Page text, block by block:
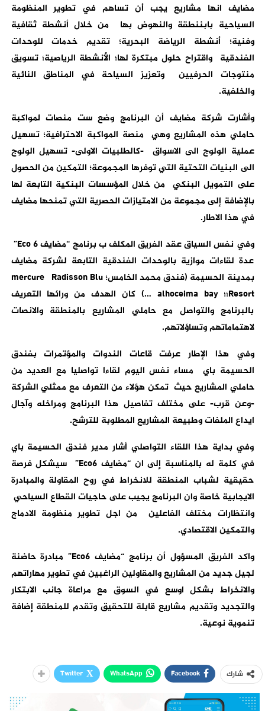
مضايف انها مشاريع يجب أن تساهم في تطوير المنظومة
السياحية بابننطقة والنهوض بها من خلال أنشطة ثقافية
وفنية؛ أنشطة الرياضة البحرية؛ تقديم خدمات للوحدات
الفندقية واقتراح حلول مبتكرة لها؛ الأنشطة الرياصية؛ تسويق
منتوجات الحرفيين وتعزيز السياحة في المناطق النائية
والخلفية.
وأشارت شركة مضايف أن البرنامج وضع ست منصات لمواكبة
حاملي هذه المشاريع وهي منصة المواكبة الاحترافية؛ تسهيل
عملية الولوج الى الاسواق -كالطلبيات الاولى- تسهيل الولوج
الى البنيات التحتية التي توفرها المجموعة؛ التمكين من الحصول
على التمويل البنكي من خلال المؤسسات البنكية التابعة لها
بالإضافة إلى مجموعة من الامتيازات الحصرية التي تمنحها مضايف
في هذا الاطار.
وفي نفس السياق عقد الفريق المكلف ب برنامج “مضايفEco 6
”
عدة لقاءات موازية بالوحدات الفندقية التابعة لشركة مضايف
بمدينة الحسيمة (فندق محمد الخامس؛ mercure Radisson Blu
Resort؛؛ alhoceima bay …) كان الهدف من ورائها التعريف
بالبرنامج والتواصل مع حاملي المشاريع بالمنطقة والانصات
لاهتماماتهم وتساؤلاتهم.
وفي هذا الإطار عرفت قاعات الندوات والمؤتمرات بفندق
الحسيمة باي مساء نفس اليوم لقاءا تواصليا مع العديد من
حاملي المشاريع حيث تمكن هؤلاء من التعرف مع ممثلي الشركة
-وعن قرب- على مختلف تفاصيل هذا البرنامج ومراخله وآجال
ايداع الملفات وطبيعة المشاريع المطلوبة للترشح.
وفي بداية هذا اللقاء التواصلي أشار مدير فندق الحسيمة باي
في كلمة له بالمناسبة إلى ان “مضايفEco6” سيشكل فرصة
حقيقية لشباب المنطقة للانخراط في روح المقاولة والمبادرة
الايجابية خاصة وان البرنامج يجيب على حاجيات القطاع السياحي
وانتظارات مختلف الفاعلين من اجل تطوير منظومة الادماج
والتمكين الاقتصادي.
واكد الفريق المسؤول أن برنامج “مضايف Eco6” مبادرة حاضنة
لجيل جديد من المشاريع والمقاولين الراغبين في تطوير مهاراتهم
والانخراط بشكل اوسع في السوق مع مراعاة جانب الابتكار
والتجديد وتقديم مشاريع قابلة للتحقيق وتقدم للمنطقة إضافة
تنموية نوعية.
شارك Facebook
WhatsApp
Twitter